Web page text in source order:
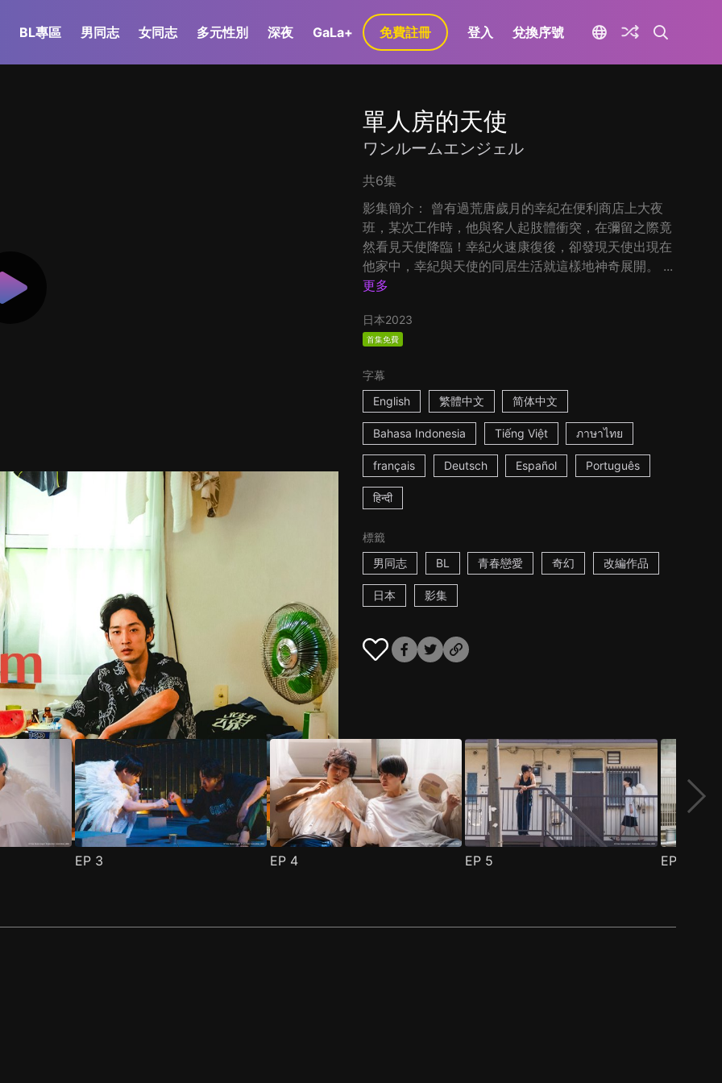
BL專區 男同志 女同志 多元性別 深夜 GaLa+ 免費註冊 登入 兌換序號
單人房的天使
ワンルームエンジェル
共6集
影集簡介： 曾有過荒唐歲月的幸紀在便利商店上大夜
班，某次工作時，他與客人起肢體衝突，在彌留之際竟
然看見天使降臨！幸紀火速康復後，卻發現天使出現在
他家中，幸紀與天使的同居生活就這樣地神奇展開。 ...
更多
日本2023
首集免費
字幕
English
繁體中文 简体中文
Bahasa Indonesia Tiếng Việt ภาษาไทย
français Deutsch Español Português
हिन्दी
標籤
男同志
BL 青春戀愛 奇幻 改編作品
日本 影集
EP 3 EP 4 EP 5 EP